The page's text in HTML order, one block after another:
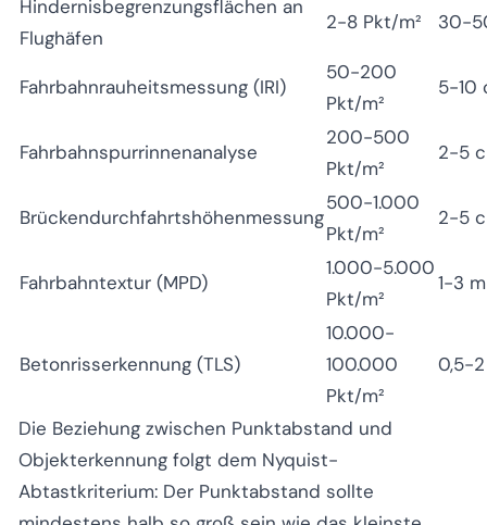
Hindernisbegrenzungsflächen an
Flughäfen
2-8 Pkt/m² 30-
Fahrbahnrauheitsmessung (IRI)
50-200
Pkt/m²
5-10
Fahrbahnspurrinnenanalyse
200-500
Pkt/m²
2-5
Brückendurchfahrtshöhenmessung
500-1.000
Pkt/m²
2-5
Fahrbahntextur (MPD)
1.000-5.000
Pkt/m²
1-3
Betonrisserkennung (TLS)
10.000-
100.000
Pkt/m²
0,5-
Die Beziehung zwischen Punktabstand und
Objekterkennung folgt dem Nyquist-
Abtastkriterium: Der Punktabstand sollte